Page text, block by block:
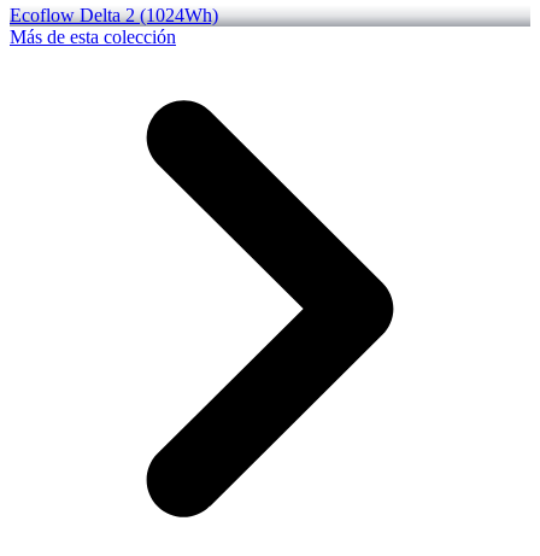
Ecoflow Delta 2 (1024Wh)
Más de esta colección